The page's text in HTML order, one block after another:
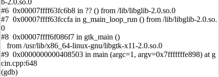
b-2.0.so.0
#6 0x00007ffff63fc6b8 in ?? () from /lib/libglib-2.0.so.0
#7 0x00007ffff63fccfa in g_main_loop_run () from /lib/libglib-2.0.so.
0
#8 0x00007ffff6f086f7 in gtk_main ()
from /usr/lib/x86_64-linux-gnu/libgtk-x11-2.0.so.0
#9 0x0000000000408503 in main (argc=1, argv=0x7fffffffe898) at g
cin.cpp:648
(gdb)